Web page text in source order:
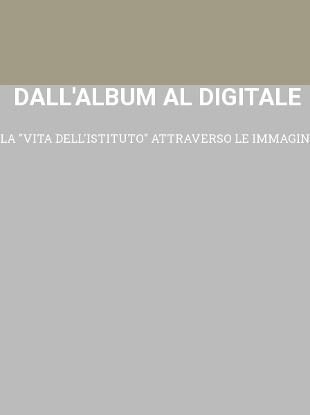
DALL'ALBUM AL DIGITALE
LA "VITA DELL'ISTITUTO" ATTRAVERSO LE